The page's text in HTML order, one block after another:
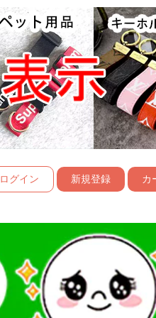
ログイン 新規登録 カ